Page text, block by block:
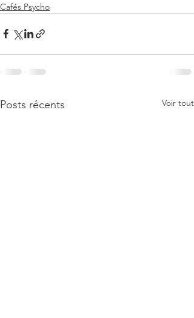
Cafés Psycho
Posts récents Voir tout